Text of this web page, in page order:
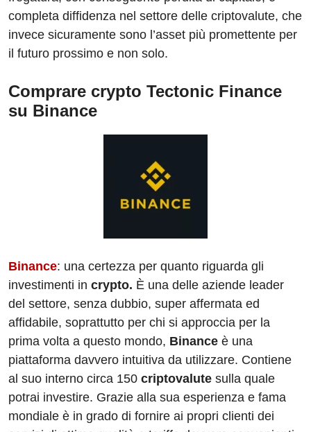
completa diffidenza nel settore delle criptovalute, che
invece sicuramente sono l’asset più promettente per
il futuro prossimo e non solo.
Comprare crypto Tectonic Finance
su Binance
Binance: una certezza per quanto riguarda gli
investimenti in crypto. È una delle aziende leader
del settore, senza dubbio, super affermata ed
affidabile, soprattutto per chi si approccia per la
prima volta a questo mondo, Binance è una
piattaforma davvero intuitiva da utilizzare. Contiene
al suo interno circa 150 criptovalute sulla quale
potrai investire. Grazie alla sua esperienza e fama
mondiale è in grado di fornire ai propri clienti dei